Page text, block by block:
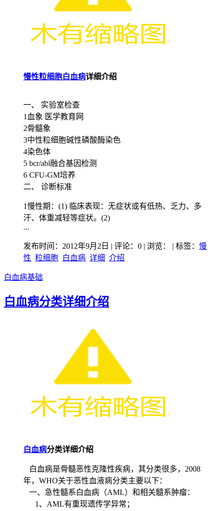
慢性粒细胞白血病详细介绍
一、 实验室检查
1血象 医学教育网
2骨髓象
3中性粒细胞碱性磷酸酶染色
4染色体
5 bcr/abl融合基因检测
6 CFU-GM培养
二、 诊断标准
1慢性期：(1) 临床表现：无症状或有低热、乏力、多
汗、体重减轻等症状。(2)
...
发布时间：2012年9月2日 | 评论：0 | 浏览： | 标签： 慢
性 粒细胞 白血病 详细 介绍
白血病基础
白血病分类详细介绍
白血病分类详细介绍
白血病是骨髓恶性克隆性疾病，其分类很多，2008
年，WHO关于恶性血液病分类主要以下：
一、急性髓系白血病（AML）和相关髓系肿瘤：
1、AML有重现遗传学异常；